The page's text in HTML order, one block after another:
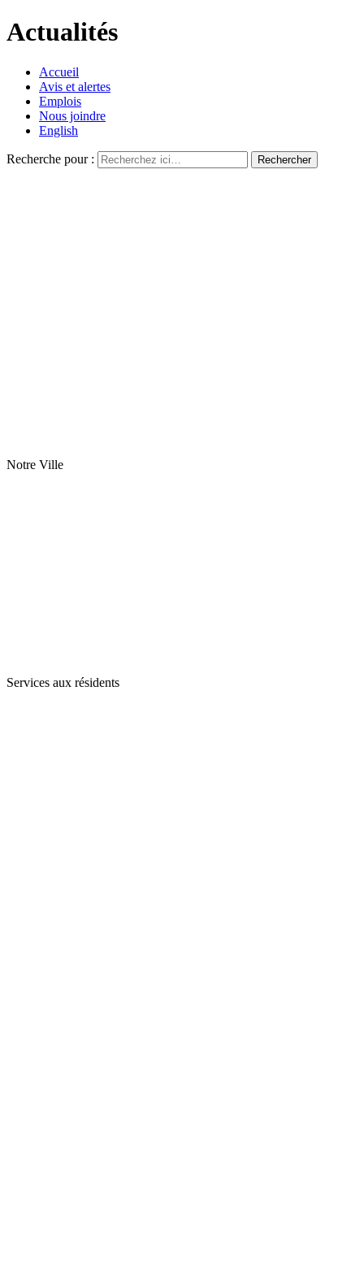
Actualités
Accueil
Avis et alertes
Emplois
Nous joindre
English
Recherche pour :
Notre Ville
Services aux résidents